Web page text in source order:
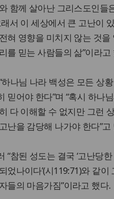
함께 살아난 그리스도인
서 이 세상에서 큰 고난이
혀 영향을 미치지 않는 것
를 믿는 사람들의 삶”이라고
하나님 나라 백성은 모든 상
믿어야 한다”며 “혹시 하나
다 이해할 수 없지만 그런
난을 감당해 나가야 한다”
“참된 성도는 결국 ‘고난당
었나이다’(시119:71)와 같
들의 마음가짐”이라고 했다.